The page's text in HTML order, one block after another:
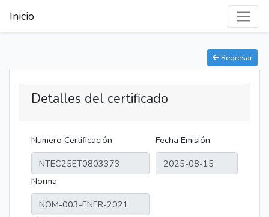
Inicio
Regresar
Detalles del certificado
Numero Certificación Fecha Emisión
Norma